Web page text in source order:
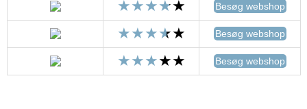
Besøg webshop
Besøg webshop
Besøg webshop